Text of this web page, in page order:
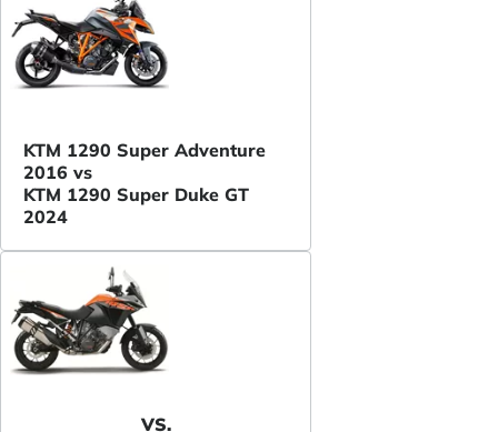
KTM 1290 Super Adventure
2016 vs
KTM 1290 Super Duke GT
2024
VS.